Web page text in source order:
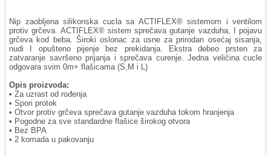
Nip zaobljena silikonska cucla sa ACTIFLEX® sistemom i ventilom
protiv grčeva. ACTIFLEX® sistem sprečava gutanje vazduha, I pojavu
grčeva kod beba. Široki oslonac za usne za prirodan osećaj sisanja,
nudi I opušteno pijenje bez prekidanja. Ekstra debeo prsten za
zatvaranje savršeno prijanja i sprečava curenje. Jedna veličina cucle
odgovara svim 0m+ flašicama (S,M i L)
Opis proizvoda:
• Za uzrast od rođenja
• Spori protok
• Otvor protiv grčeva sprečava gutanje vazduha tokom hranjenja
• Pogodne za sve standardne flašice širokog otvora
• Bez BPA
• 2 komada u pakovanju